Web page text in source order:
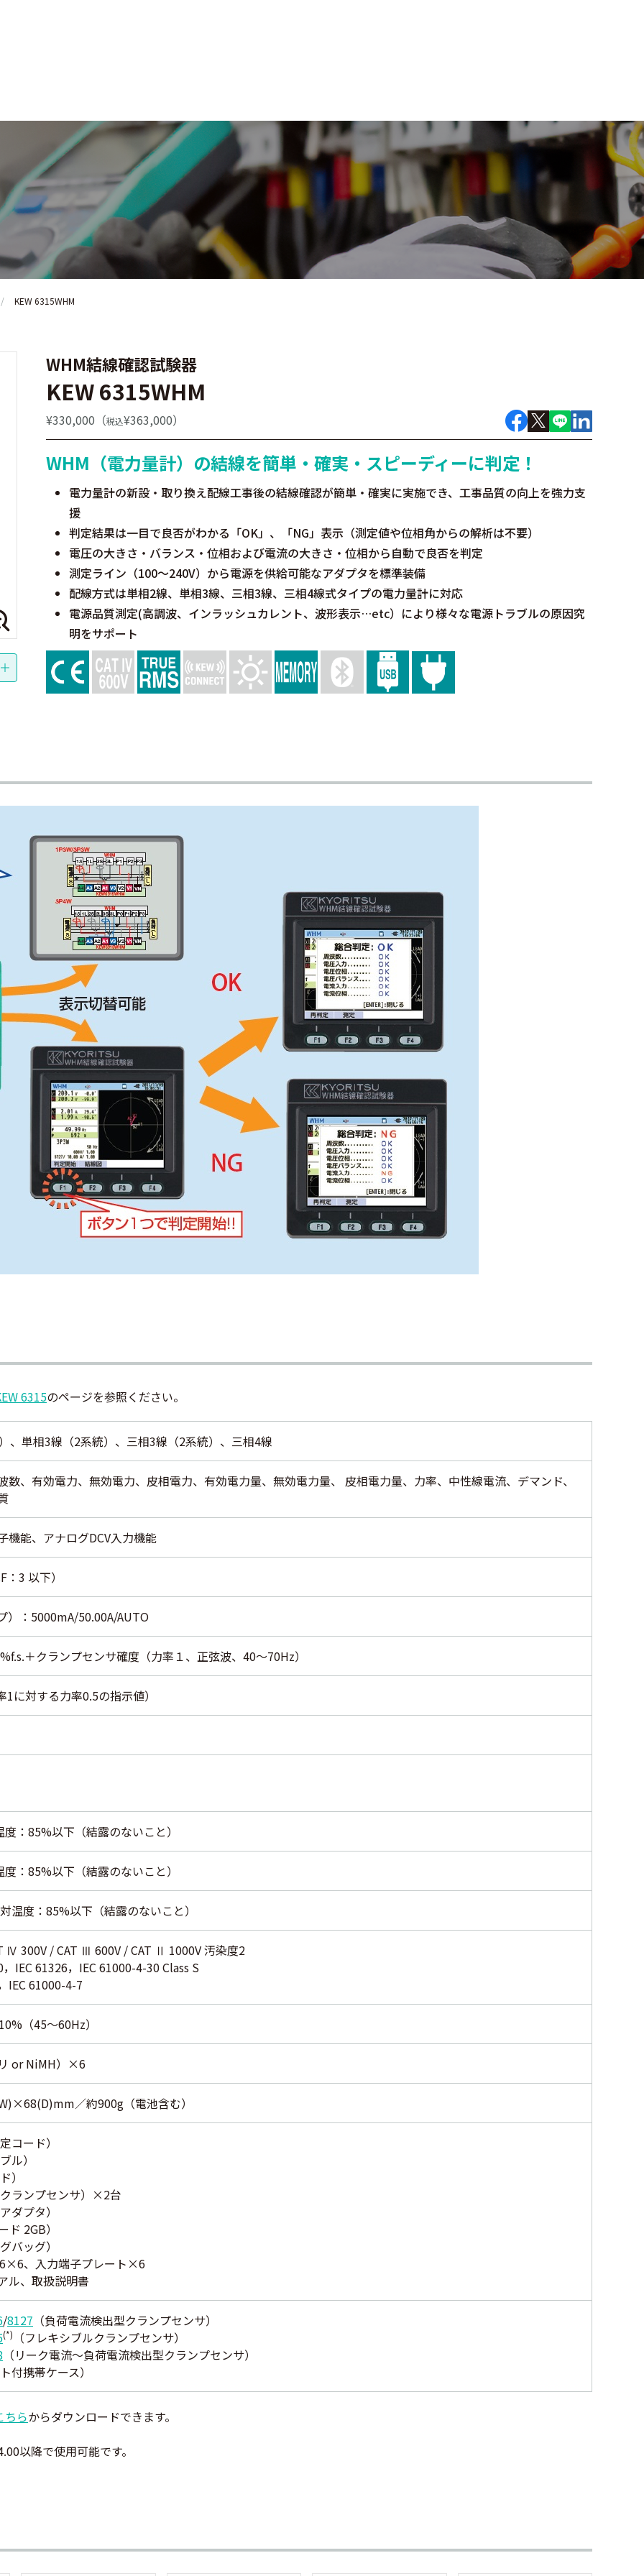
KEW 6315WHM
WHM結線確認試験器
KEW 6315WHM
¥330,000（税込¥363,000）
WHM（電力量計）の結線を簡単・確実・スピーディーに判定！
電力量計の新設・取り換え配線工事後の結線確認が簡単・確実に実施でき、工事品質の向上を強力支
援
判定結果は一目で良否がわかる「OK」、「NG」表示（測定値や位相角からの解析は不要）
電圧の大きさ・バランス・位相および電流の大きさ・位相から自動で良否を判定
測定ライン（100～240V）から電源を供給可能なアダプタを標準装備
配線方式は単相2線、単相3線、三相3線、三相4線式タイプの電力量計に対応
電源品質測定(高調波、インラッシュカレント、波形表示…etc）により様々な電源トラブルの原因究
明をサポート
6315のページを参照ください。
、単相3線（2系統）、三相3線（2系統）、三相4線
数、有効電力、無効電力、皮相電力、有効電力量、無効電力量、 皮相電力量、力率、中性線電流、デマンド、
機能、アナログDCV入力機能
3 以下）
）：5000mA/50.00A/AUTO
＋クランプセンサ確度（力率１、正弦波、40～70Hz）
に対する力率0.5の指示値）
：85%以下（結露のないこと）
：85%以下（結露のないこと）
温度：85%以下（結露のないこと）
Ⅳ 300V / CAT Ⅲ 600V / CAT Ⅱ 1000V 汚染度2
IEC 61326，IEC 61000-4-30 Class S
IEC 61000-4-7
（45～60Hz）
or NiMH）×6
／約900g（電池含む）
コード）
ル）
）
ランプセンサ）×2台
ダプタ）
ド 2GB）
バッグ）
、入力端子プレート×6
ル、取扱説明書
/8127 （負荷電流検出型クランプセンサ）
(*)
（フレキシブルクランプセンサ）
（リーク電流～負荷電流検出型クランプセンサ）
付携帯ケース）
ちらからダウンロードできます。
以降で使用可能です。